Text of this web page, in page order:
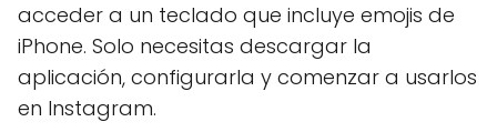
acceder a un teclado que incluye emojis de
iPhone. Solo necesitas descargar la
aplicación, configurarla y comenzar a usarlos
en Instagram.